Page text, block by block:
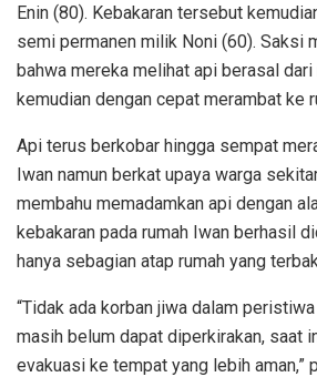
Enin (80). Kebakaran tersebut
semi permanen milik Noni (60). Saksi
bahwa mereka melihat api berasal dari
kemudian dengan cepat merambat ke
Api terus berkobar hingga sempat
Iwan namun berkat upaya warga
membahu memadamkan api dengan
kebakaran pada rumah Iwan berhasil
hanya sebagian atap rumah yang
“Tidak ada korban jiwa dalam
masih belum dapat diperkirakan, saat
evakuasi ke tempat yang lebih aman,”